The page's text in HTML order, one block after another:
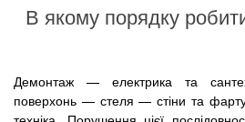
В якому порядку
Демонтаж — електрика та
поверхонь — стеля — стіни та